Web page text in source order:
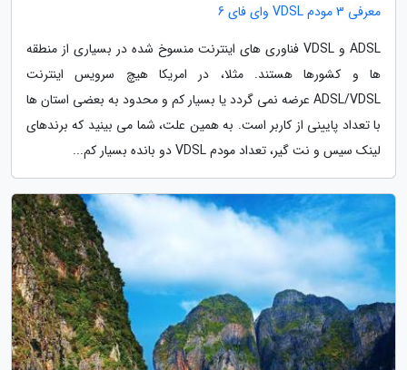
معرفی 3 مودم VDSL وای فای 6
ADSL و VDSL فناوری های اینترنت منسوخ شده در بسیاری از منطقه
ها و کشورها هستند. مثلا، در امریکا هیچ سرویس اینترنت
ADSL/VDSL عرضه نمی گردد یا بسیار کم و محدود به بعضی استان ها
با تعداد پایینی از کاربر است. به همین علت، شما می بینید که برندهای
لینک سیس و نت گیر، تعداد مودم VDSL دو بانده بسیار کم...